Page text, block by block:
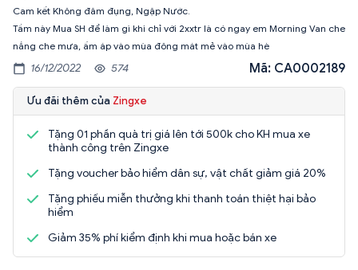
Cam kết Không đâm đụng, Ngập Nước.
Tầm này Mua SH để làm gì khi chỉ với 2xxtr là có ngay em Morning Van che
nắng che mưa, ấm áp vào mùa đông mát mẻ vào mùa hè
16/12/2022 574 Mã: CA0002189
Ưu đãi thêm của Zingxe
Tặng 01 phần quà trị giá lên tới 500k cho KH mua xe
thành công trên Zingxe
Tặng voucher bảo hiểm dân sự, vật chất giảm giá 20%
Tặng phiếu miễn thưởng khi thanh toán thiệt hại bảo
hiểm
Giảm 35% phí kiểm định khi mua hoặc bán xe